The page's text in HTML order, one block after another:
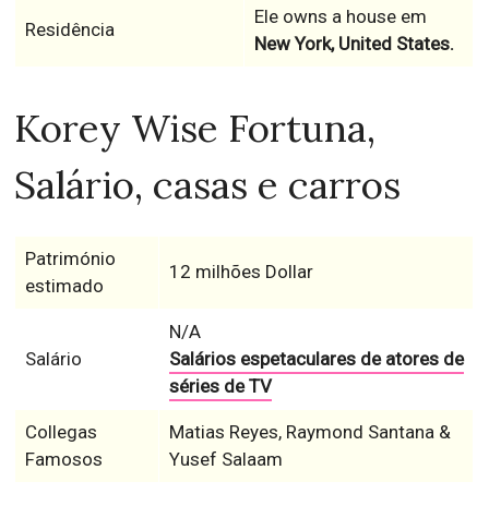
Residência
Ele owns a house em
New York, United States.
Korey Wise Fortuna,
Salário, casas e carros
Património
estimado
12 milhões Dollar
Salário
N/A
Salários espetaculares de atores de
séries de TV
Collegas
Famosos
Matias Reyes, Raymond Santana &
Yusef Salaam